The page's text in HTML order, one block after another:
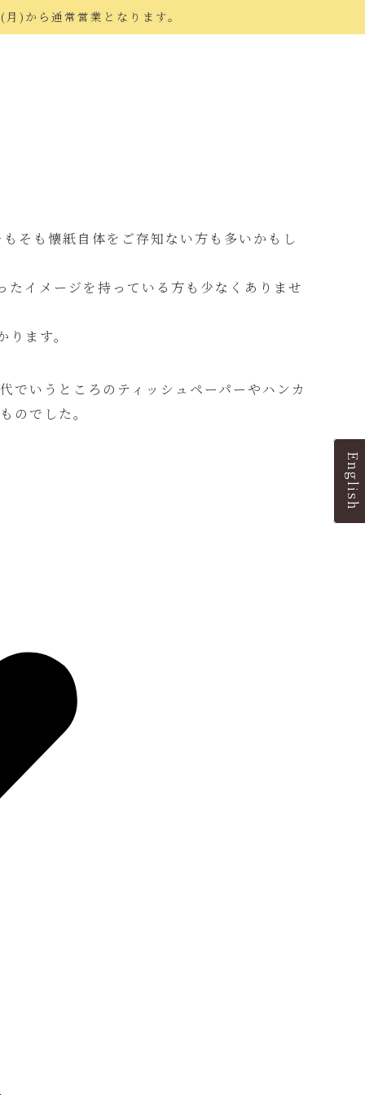
)から通常営業となります。
そも懐紙自体をご存知ない方も多いかもし
イメージを持っている方も少なくありませ
ります。
でいうところのティッシュペーパーやハンカ
のでした。
English